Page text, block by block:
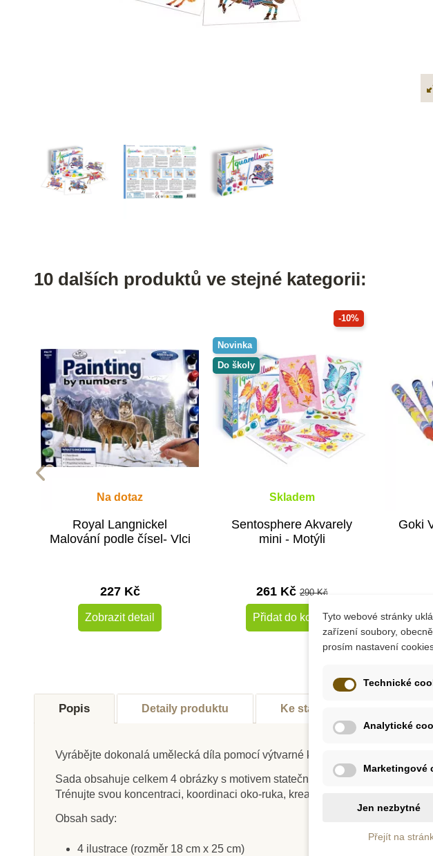
10 dalších produktů ve stejné kategorii:
Na dotaz
Royal Langnickel
Malování podle čísel- Vlci
227 Kč
Zobrazit detail
-10%
Novinka
Do školy
Skladem
Sentosphere Akvarely
mini - Motýli
261 Kč290 Kč
Přidat do košíku
Goki
Skladem
Popis Detaily produktu Ke stažení
Vyrábějte dokonalá umělecká díla pomocí výtvarné kreativní sady
Sada obsahuje celkem 4 obrázky s motivem statečných rytířů. Oživte je
Trénujte svou koncentraci, koordinaci oko-ruka, kreativní myšlení i smysl pro
Obsah sady:
4 ilustrace (rozměr 18 cm x 25 cm)
Tyto webové stránky
zařízení soubory,
prosím nastavení
Technické
Analytické
Marketingové
Jen nezbytné
Přejít na